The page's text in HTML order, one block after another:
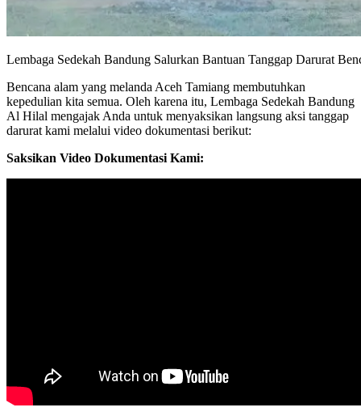
Lembaga Sedekah Bandung Salurkan Bantuan Tanggap Darurat
Bencana alam yang melanda Aceh Tamiang membutuhkan
kepedulian kita semua. Oleh karena itu, Lembaga Sedekah Bandung
Al Hilal mengajak Anda untuk menyaksikan langsung aksi tanggap
darurat kami melalui video dokumentasi berikut:
Saksikan Video Dokumentasi Kami: